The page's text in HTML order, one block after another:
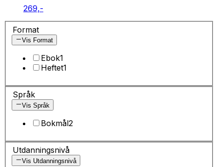
269,-
Format
Vis Format
Ebok1
Heftet1
Språk
Vis Språk
Bokmål2
Utdanningsnivå
Vis Utdanningsnivå